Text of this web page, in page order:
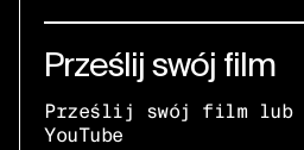
Prześlij swój film
Prześlij swój film lub
YouTube